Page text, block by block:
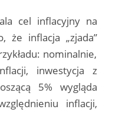
cel inflacyjny na
że inflacja „zjada”
nominalnie,
inwestycja z
5% wygląda
inflacji,